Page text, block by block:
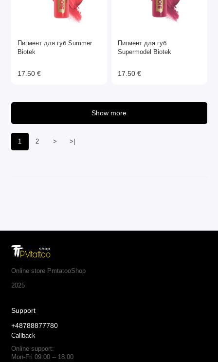
Пигмент для губ Summer
Biotek
17.50 €
Пигмент для губ
Supermodel Biotek
17.50 €
1 2 > >|
Show more
Online store PmtatooShop
2025
Support
+48788877780
Callback
Online support:
Mon-Fri 09.00 -- 18.00